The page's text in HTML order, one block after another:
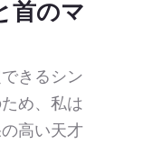
首のマ
きるシン
め、私は
高い天才